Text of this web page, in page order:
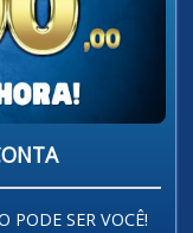
PODE SER VOCÊ!